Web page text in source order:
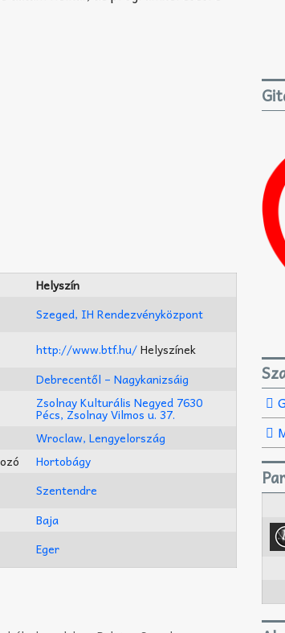
Helyszín
Szeged, IH Rendezvényközpont
http://www.btf.hu/Helyszínek
Debrecentől – Nagykanizsáig
Zsolnay Kulturális Negyed 7630
Pécs, Zsolnay Vilmos u. 37.
Wroclaw, Lengyelország
Hortobágy
Szentendre
Baja
Eger